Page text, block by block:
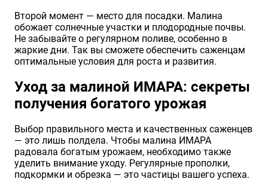
Второй момент — место для посадки. Малина
обожает солнечные участки и плодородные почвы.
Не забывайте о регулярном поливе, особенно в
жаркие дни. Так вы сможете обеспечить саженцам
оптимальные условия для роста и развития.
Уход за малиной ИМАРА: секреты
получения богатого урожая
Выбор правильного места и качественных саженцев
— это лишь полдела. Чтобы малина ИМАРА
радовала богатым урожаем, необходимо также
уделить внимание уходу. Регулярные прополки,
подкормки и обрезка — это частицы вашего успеха.